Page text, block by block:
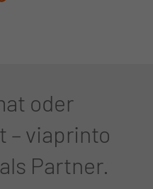
oder
– viaprinto
Partner.